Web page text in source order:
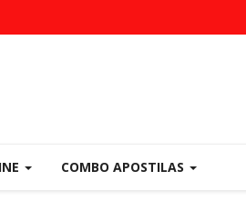
COMBO APOSTILAS